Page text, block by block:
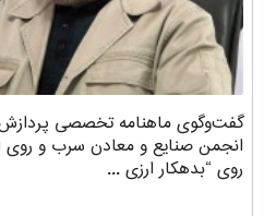
گفت‌وگوی ماهنامه تخصصی
انجمن صنایع و معادن سرب و روی
روی “بدهکار ارزی ...